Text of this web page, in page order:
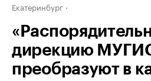
Екатеринбург
дирекцию
преобразуют в